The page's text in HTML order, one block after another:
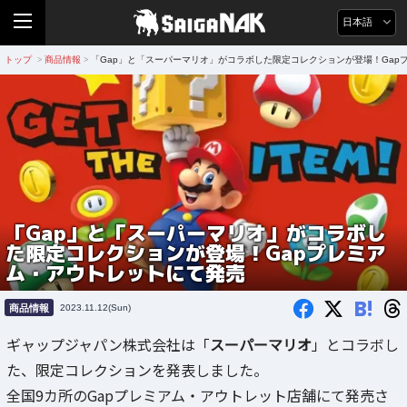
日本語
トップ > 商品情報 > 「Gap」と「スーパーマリオ」がコラボした限定コレクションが登場！Gap
「Gap」と「スーパーマリオ」がコラボし
た限定コレクションが登場！Gapプレミア
ム・アウトレットにて発売
商品情報 2023.11.12(Sun) B!
ギャップジャパン株式会社は「スーパーマリオ」とコラボし
た、限定コレクションを発表しました。
全国9カ所のGapプレミアム・アウトレット店舗にて発売さ